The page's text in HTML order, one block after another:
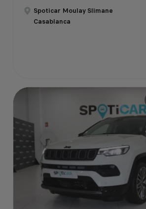
Spoticar Moulay Slimane
Casablanca